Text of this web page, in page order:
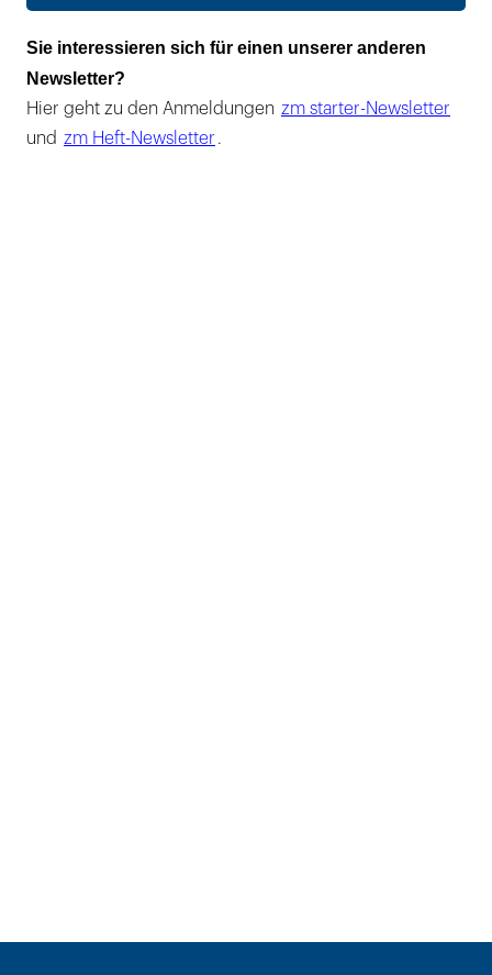
Sie interessieren sich für einen unserer anderen
Newsletter?
Hier geht zu den Anmeldungen zm starter-Newsletter
und zm Heft-Newsletter .